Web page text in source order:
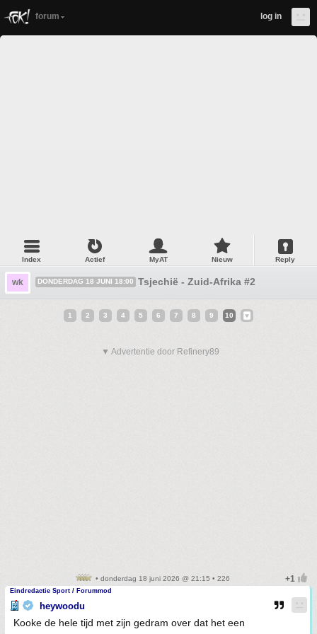
forum log in
Index Actief MyAT Nieuw Reply
wk DONDERDAG 18 JUNI 18:00 Tsjechië - Zuid-Afrika #2
1 2 3 4 5 6 7 8 9 10
▼ Advertentie door Refinery89
• donderdag 18 juni 2026 @ 21:15 • 226
Eindredactie Sport / Forummod
heywoodu
Kooke de hele tijd met zijn gedram over dat het een